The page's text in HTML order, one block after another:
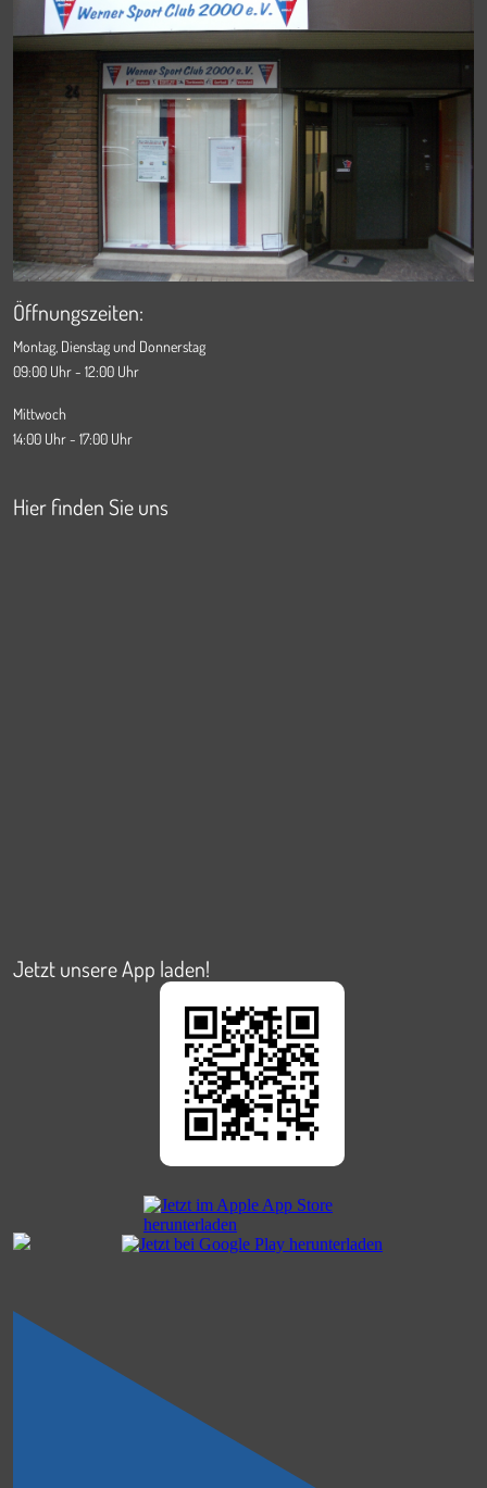
Öffnungszeiten:
Montag, Dienstag und Donnerstag
09:00 Uhr - 12:00 Uhr
Mittwoch
14:00 Uhr - 17:00 Uhr
Hier finden Sie uns
Jetzt unsere App laden!